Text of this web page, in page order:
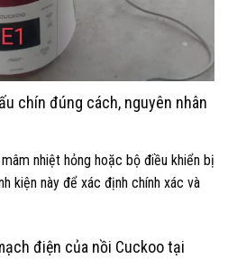
chín đúng cách, nguyên nhân
nhiệt hỏng hoặc bộ điều khiển bị
kiện này để xác định chính xác và
điện của nồi Cuckoo tại